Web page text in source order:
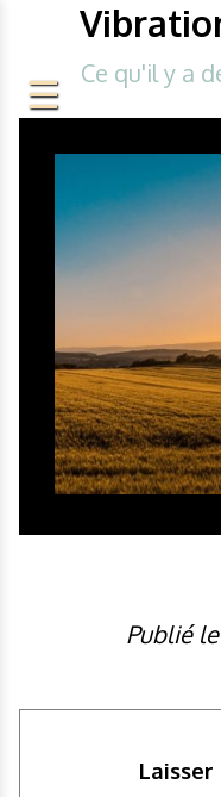
Ce qu'il y a
Publié